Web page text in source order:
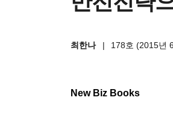
최한나 | 178호 (2015년
New Biz Books